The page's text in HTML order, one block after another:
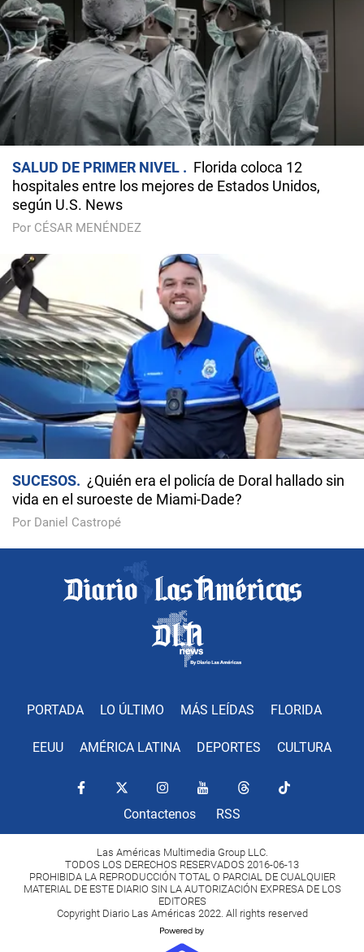
SALUD DE PRIMER NIVEL
Florida coloca 12
hospitales entre los mejores de Estados Unidos,
según U.S. News
Por CÉSAR MENÉNDEZ
SUCESOS
¿Quién era el policía de Doral hallado sin
vida en el suroeste de Miami-Dade?
Por Daniel Castropé
PORTADA LO ÚLTIMO MÁS LEÍDAS FLORIDA
EEUU AMÉRICA LATINA DEPORTES CULTURA
Contactenos RSS
Las Américas Multimedia Group LLC.
TODOS LOS DERECHOS RESERVADOS 2016-06-13
PROHIBIDA LA REPRODUCCIÓN TOTAL O PARCIAL DE CUALQUIER
MATERIAL DE ESTE DIARIO SIN LA AUTORIZACIÓN EXPRESA DE LOS
EDITORES
Copyright Diario Las Américas 2022. All rights reserved